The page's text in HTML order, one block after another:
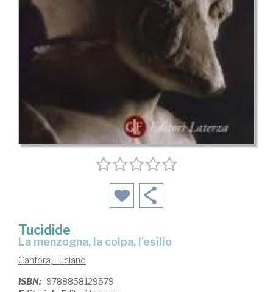
Tucidide
la menzogna, la colpa, l'esilio
Canfora, Luciano
ISBN: 9788858129579